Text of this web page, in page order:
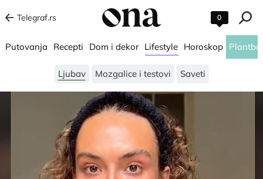
Telegraf.rs 0
Putovanja Recepti Dom i dekor Lifestyle Horoskop
Ljubav Mozgalice i testovi Saveti